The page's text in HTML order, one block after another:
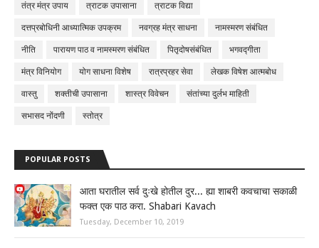
तंत्र मंत्र उपाय त्राटक उपासाना त्राटक विद्या
दत्तप्रबोधिनी आध्यात्मिक उपक्रम नवग्रह मंत्र साधना नामस्मरण संबंधित
नीति पारायण पाठ व नामस्मरण संबंधित पितृदोषसंबंधित भगवद्गीता
मंत्र विनियोग योग साधना विशेष रात्रप्रहर सेवा लेखक विषेश आत्मबोध
वास्तु शक्तीची उपासाना शास्त्र विवेचन संतांच्या दुर्लभ माहिती
सभासद नोंदणी स्तोत्र
POPULAR POSTS
आता घरातील सर्व दुःखे होतील दुर... ह्या शाबरी कवचाचा सकाळी
फक्त एक पाठ करा. Shabari Kavach
Tuesday, December 10, 2019